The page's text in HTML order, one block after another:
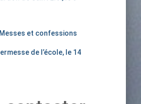
et confessions
de l’école, le 14